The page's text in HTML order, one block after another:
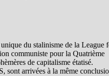
du stalinisme de la League
communiste pour la Quatrième
de capitalisme étatisé.
sont arrivées à la même